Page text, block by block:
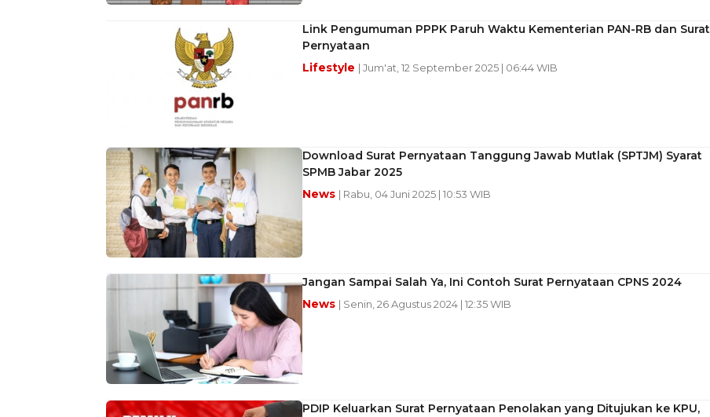
Link Pengumuman PPPK Paruh Waktu Kementerian PAN-RB dan Surat
Pernyataan
Lifestyle | Jum'at, 12 September 2025 | 06:44 WIB
Download Surat Pernyataan Tanggung Jawab Mutlak (SPTJM) Syarat
SPMB Jabar 2025
News | Rabu, 04 Juni 2025 | 10:53 WIB
Jangan Sampai Salah Ya, Ini Contoh Surat Pernyataan CPNS 2024
News | Senin, 26 Agustus 2024 | 12:35 WIB
PDIP Keluarkan Surat Pernyataan Penolakan yang Ditujukan ke KPU,